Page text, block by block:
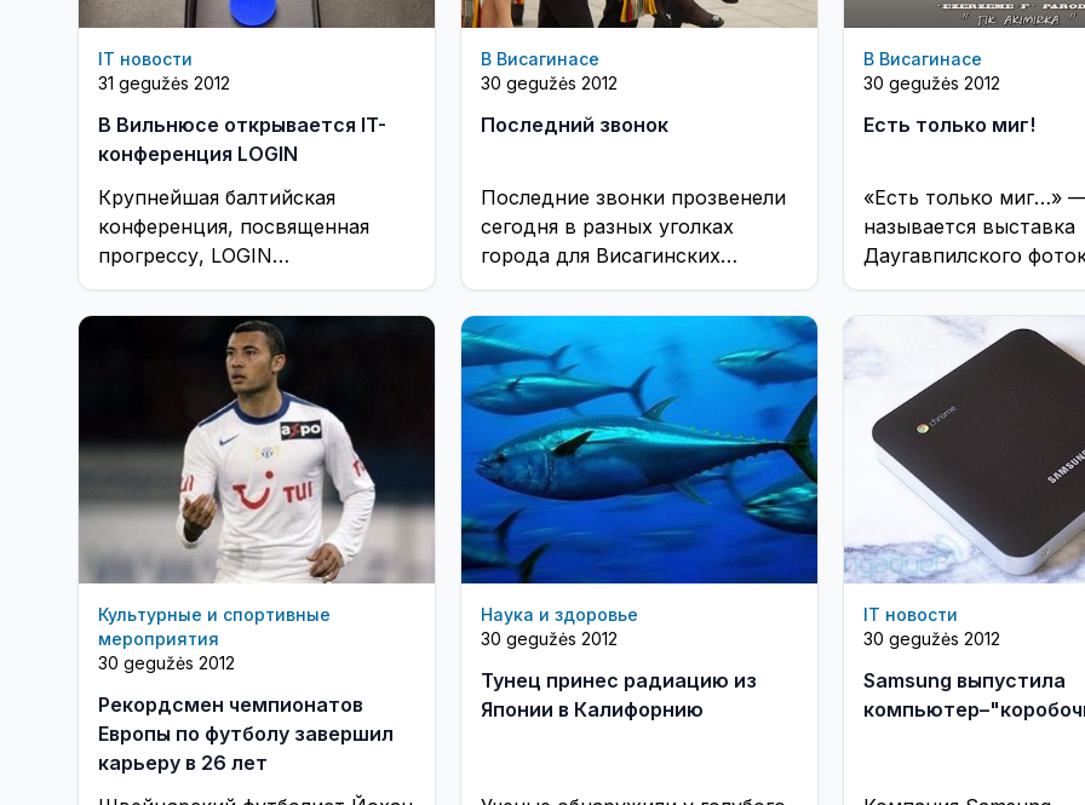
IT новости
31 gegužės 2012
В Вильнюсе открывается IT-
конференция LOGIN
Крупнейшая балтийская
конференция, посвященная
прогрессу, LOGIN
возвращается 31 мая в Вильнюс
и продлится до 1 июня. ...
В Висагинасе
30 gegužės 2012
Последний звонок
Последние звонки прозвенели
сегодня в разных уголках
города для Висагинских
выпускников. ...
В Висагинасе
30 gegužės 2012
Есть только миг!
«Есть только миг…»
называется выставка
Даугавпилского
„Ezerzeme F“ ,
открывается в
галерее Висагинской
библиотеки ...
Культурные и спортивные
мероприятия
30 gegužės 2012
Рекордсмен чемпионатов
Европы по футболу завершил
карьеру в 26 лет
Наука и здоровье
30 gegužės 2012
Тунец принес радиацию из
Японии в Калифорнию
IT новости
30 gegužės 2012
Samsung выпустила